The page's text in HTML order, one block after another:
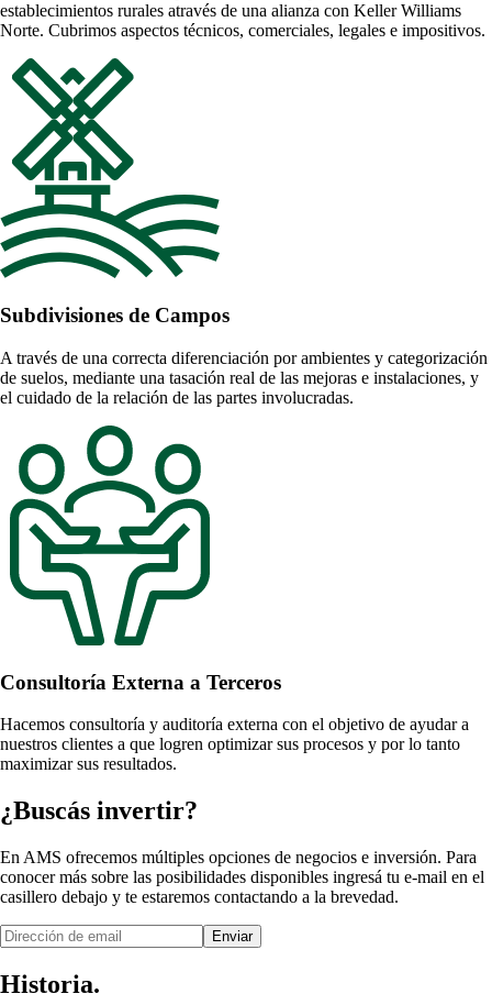
establecimientos rurales através de una alianza con Keller Williams
Norte. Cubrimos aspectos técnicos, comerciales, legales e impositivos.
Subdivisiones de Campos
A través de una correcta diferenciación por ambientes y categorización
de suelos, mediante una tasación real de las mejoras e instalaciones, y
el cuidado de la relación de las partes involucradas.
Consultoría Externa a Terceros
Hacemos consultoría y auditoría externa con el objetivo de ayudar a
nuestros clientes a que logren optimizar sus procesos y por lo tanto
maximizar sus resultados.
¿Buscás invertir?
En AMS ofrecemos múltiples opciones de negocios e inversión. Para
conocer más sobre las posibilidades disponibles ingresá tu e-mail en el
casillero debajo y te estaremos contactando a la brevedad.
Enviar
Historia.